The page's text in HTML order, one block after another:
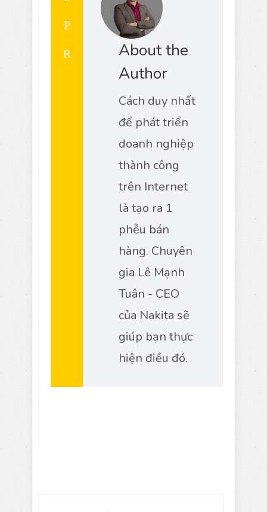
About the
Author
Cách duy nhất
để phát triển
doanh nghiệp
thành công
trên Internet
là tạo ra 1
phễu bán
hàng. Chuyên
gia Lê Mạnh
Tuân - CEO
của Nakita sẽ
giúp bạn thực
hiện điều đó.